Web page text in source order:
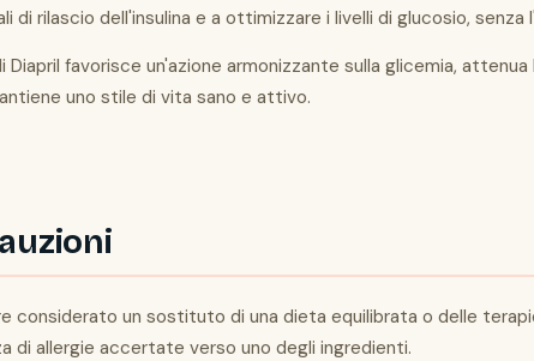
di rilascio dell'insulina e a ottimizzare i livelli di glucosio,
favorisce un'azione armonizzante sulla glicemia,
uno stile di vita sano e attivo.
considerato un sostituto di una dieta equilibrata o delle
di allergie accertate verso uno degli ingredienti.